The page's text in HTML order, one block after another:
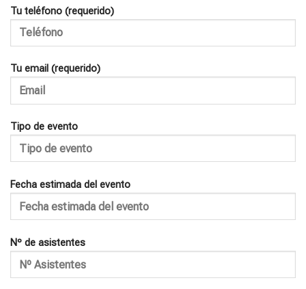
Tu teléfono (requerido)
Tu email (requerido)
Tipo de evento
Fecha estimada del evento
Nº de asistentes